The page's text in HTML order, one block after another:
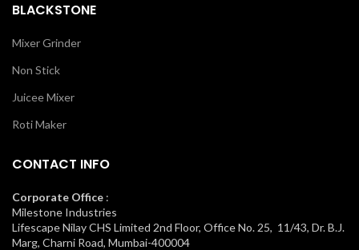
BLACKSTONE
Mixer Grinder
Non Stick
Juicee Mixer
Roti Maker
CONTACT INFO
Corporate Office :
Milestone Industries
Lifescape Nilay CHS Limited 2nd Floor, Office No. 25, 11/43, Dr. B.J.
Marg, Charni Road, Mumbai-400004